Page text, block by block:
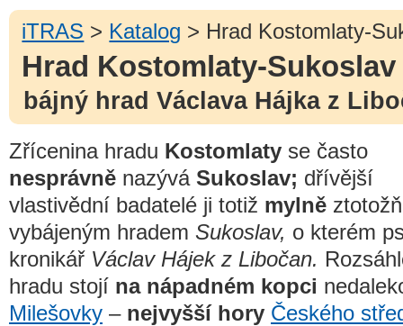
iTRAS > Katalog > Hrad Kostomlaty-
Hrad Kostomlaty-Sukoslav
bájný hrad Václava Hájka z
Zřícenina hradu Kostomlaty se často
nesprávně nazývá Sukoslav; dřívější
vlastivědní badatelé ji totiž mylně
vybájeným hradem Sukoslav, o kterém
kronikář Václav Hájek z Libočan.
hradu stojí na nápadném kopci
Milešovky – nejvyšší hory Českého